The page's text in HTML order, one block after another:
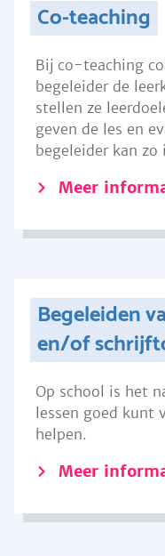
Co-teaching
Bij co-teaching
begeleider de
stellen ze
geven de les en
begeleider kan
Meer
Begeleiden
en/of
Op school is het
lessen goed kunt
helpen.
Meer